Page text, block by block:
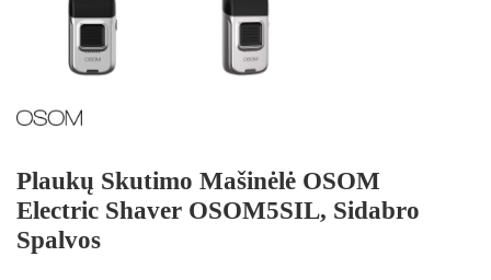
Plaukų Skutimo Mašinėlė OSOM
Electric Shaver OSOM5SIL, Sidabro
Spalvos